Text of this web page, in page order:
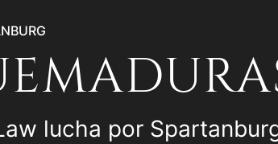
lucha por